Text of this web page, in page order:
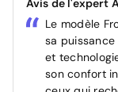
Avis de l'expert
Le modèle
sa puissance
et
son confort